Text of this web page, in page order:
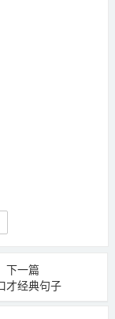
下一篇
才经典句子